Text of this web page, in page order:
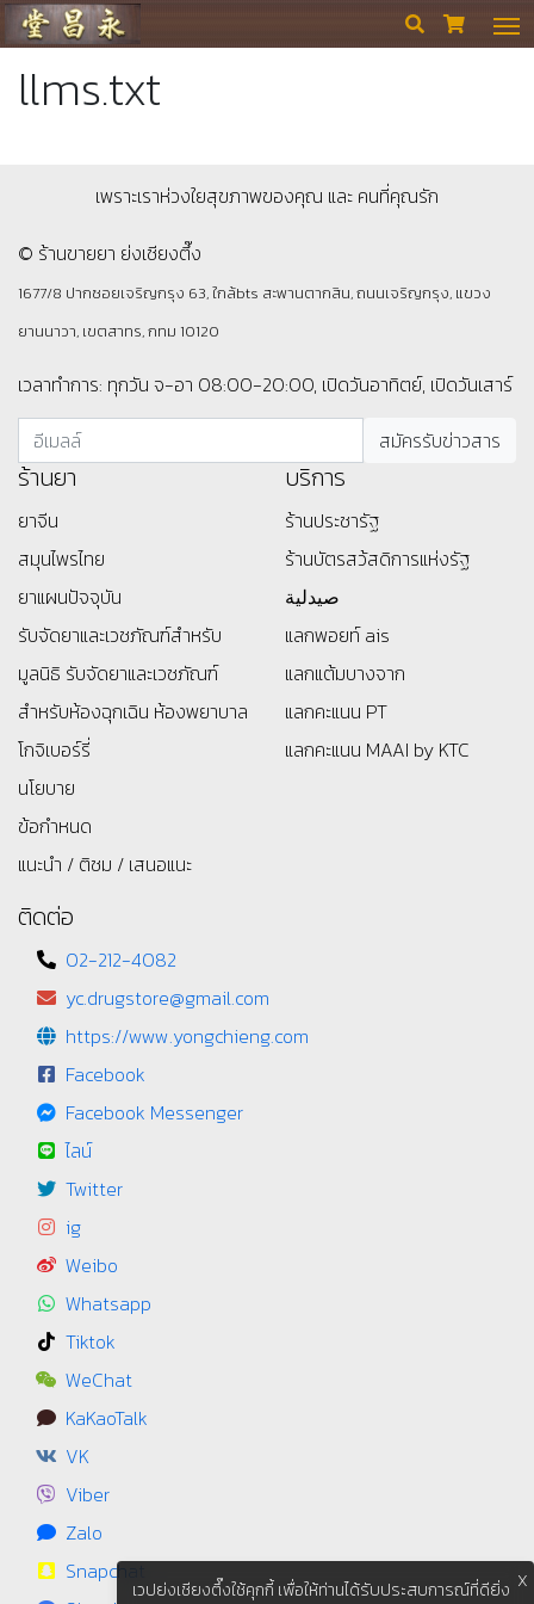
ร้านขายยา ย่งเชียงตึ๊ง  
llms.txt
เพราะเราห่วงใยสุขภาพของคุณ และ คนที่คุณรัก
© ร้านขายยา ย่งเชียงตึ๊ง
1677/8 ปากซอยเจริญกรุง 63, ใกล้bts สะพานตากสิน, ถนนเจริญกรุง, แขวง
ยานนาวา, เขตสาทร, กทม 10120
เวลาทำการ: ทุกวัน จ-อา 08:00-20:00, เปิดวันอาทิตย์, เปิดวันเสาร์
ร้านยา
ยาจีน
สมุนไพรไทย
ยาแผนปัจจุบัน
รับจัดยาและเวชภัณฑ์สำหรับ
มูลนิธิ รับจัดยาและเวชภัณฑ์
สำหรับห้องฉุกเฉิน ห้องพยาบาล
โกจิเบอร์รี่
นโยบาย
ข้อกำหนด
แนะนำ / ติชม / เสนอแนะ
บริการ
ร้านประชารัฐ
ร้านบัตรสว้สดิการแห่งรัฐ
صيدلية
แลกพอยท์ ais
แลกแต้มบางจาก
แลกคะแนน PT
แลกคะแนน MAAI by KTC
ติดต่อ
02-212-4082
yc.drugstore@gmail.com
https://www.yongchieng.com
Facebook
Facebook Messenger
ไลน์
Twitter
ig
Weibo
Whatsapp
Tiktok
WeChat
KaKaoTalk
VK
Viber
Zalo
Snapchat
X
เวปย่งเชียงตึ๊งใช้คุกกี้ เพื่อให้ท่านได้รับประสบการณ์ที่ดียิ่ง